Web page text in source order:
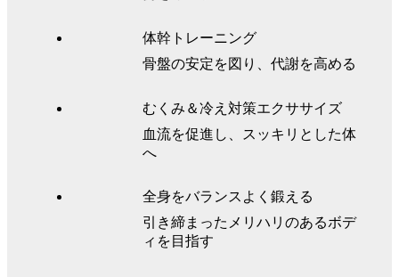
体幹トレーニング
骨盤の安定を図り、代謝を高める
むくみ＆冷え対策エクササイズ
血流を促進し、スッキリとした体
へ
全身をバランスよく鍛える
引き締まったメリハリのあるボデ
ィを目指す